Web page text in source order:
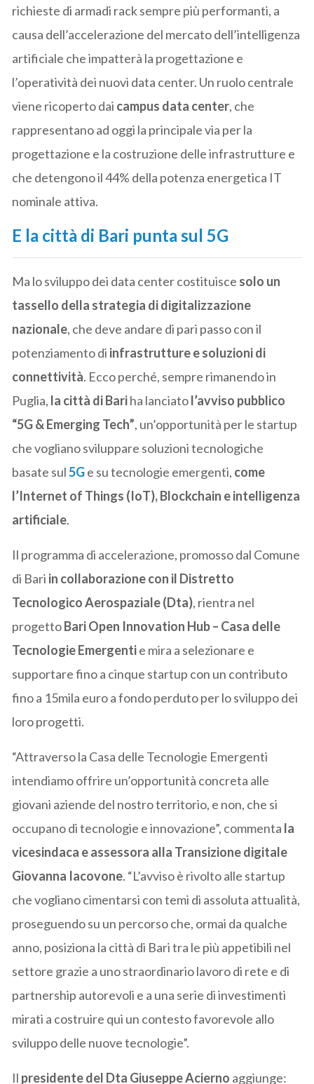
richieste di armadi rack sempre più performanti, a
causa dell’accelerazione del mercato dell’intelligenza
artificiale che impatterà la progettazione e
l’operatività dei nuovi data center. Un ruolo centrale
viene ricoperto dai campus data center, che
rappresentano ad oggi la principale via per la
progettazione e la costruzione delle infrastrutture e
che detengono il 44% della potenza energetica IT
nominale attiva.
E la città di Bari punta sul 5G
Ma lo sviluppo dei data center costituisce solo un
tassello della strategia di digitalizzazione
nazionale, che deve andare di pari passo con il
potenziamento di infrastrutture e soluzioni di
connettività. Ecco perché, sempre rimanendo in
Puglia, la città di Bariha lanciatol’avviso pubblico
“5G & Emerging Tech”, un’opportunità per le startup
che vogliano sviluppare soluzioni tecnologiche
basate sul5Ge su tecnologie emergenti, come
l’Internet of Things (IoT), Blockchain e intelligenza
artificiale.
Il programma di accelerazione, promosso dal Comune
di Bari in collaborazione con il Distretto
Tecnologico Aerospaziale (Dta), rientra nel
progettoBari Open Innovation Hub – Casa delle
Tecnologie Emergentie mira a selezionare e
supportare fino a cinque startup con un contributo
fino a 15mila euro a fondo perduto per lo sviluppo dei
loro progetti.
“Attraverso la Casa delle Tecnologie Emergenti
intendiamo offrire un’opportunità concreta alle
giovani aziende del nostro territorio, e non, che si
occupano di tecnologie e innovazione”, commenta la
vicesindaca e assessora alla Transizione digitale
Giovanna Iacovone. “L’avviso è rivolto alle startup
che vogliano cimentarsi con temi di assoluta attualità,
proseguendo su un percorso che, ormai da qualche
anno, posiziona la città di Bari tra le più appetibili nel
settore grazie a uno straordinario lavoro di rete e di
partnership autorevoli e a una serie di investimenti
mirati a costruire qui un contesto favorevole allo
sviluppo delle nuove tecnologie”.
Il presidente del Dta Giuseppe Acierno aggiunge: